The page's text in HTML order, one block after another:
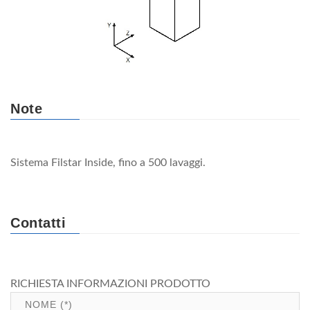
Note
Sistema Filstar Inside, fino a 500 lavaggi.
Contatti
RICHIESTA INFORMAZIONI PRODOTTO